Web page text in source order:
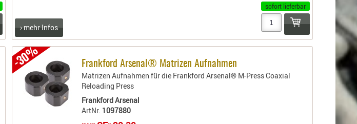
sofort lieferbar
› mehr Infos
-30% Frankford Arsenal® Matrizen Aufnahmen
Matrizen Aufnahmen für die Frankford Arsenal® M-Press Coaxial
Reloading Press
Frankford Arsenal
ArtNr. 1097880